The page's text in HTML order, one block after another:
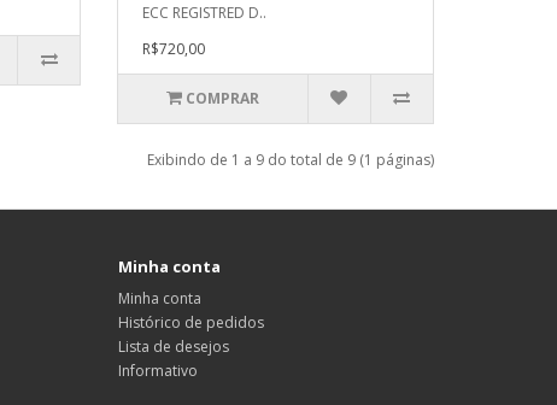
ECC REGISTRED D..
R$720,00
COMPRAR
Exibindo de 1 a 9 do total de 9 (1 páginas)
Minha conta
Minha conta
Histórico de pedidos
Lista de desejos
Informativo